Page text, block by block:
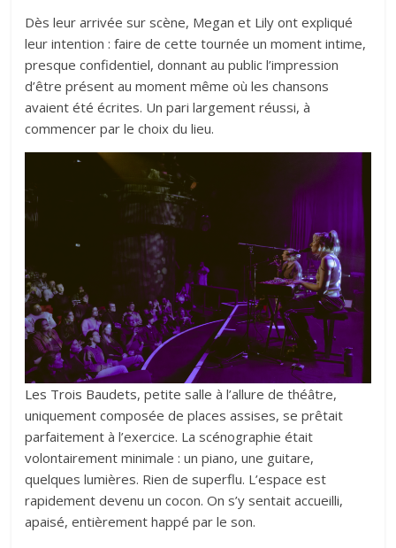
Dès leur arrivée sur scène, Megan et Lily ont expliqué
leur intention : faire de cette tournée un moment intime,
presque confidentiel, donnant au public l’impression
d’être présent au moment même où les chansons
avaient été écrites. Un pari largement réussi, à
commencer par le choix du lieu.
Les Trois Baudets, petite salle à l’allure de théâtre,
uniquement composée de places assises, se prêtait
parfaitement à l’exercice. La scénographie était
volontairement minimale : un piano, une guitare,
quelques lumières. Rien de superflu. L’espace est
rapidement devenu un cocon. On s’y sentait accueilli,
apaisé, entièrement happé par le son.